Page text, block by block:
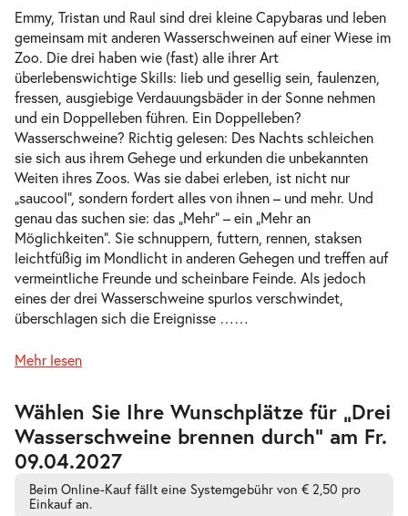
Drei Wasserschweine brennen durch-
Sa.
Sa. 10.04.2027
17:00–18:15 Uhr
Tickets
Drei Wasserschweine brennen durch-
Di.
Di. 13.04.2027
10:30–11:45 Uhr
Drei Wasserschweine brennen durch
10:30–11:45 Uhr
Tickets
Emmy, Tristan und Raul sind drei kleine Capybaras und leben
gemeinsam mit anderen Wasserschweinen auf einer Wiese im
Zoo. Die drei haben wie (fast) alle ihrer Art
überlebenswichtige Skills: lieb und gesellig sein, faulenzen,
fressen, ausgiebige Verdauungsbäder in der Sonne nehmen
und ein Doppelleben führen. Ein Doppelleben?
Wasserschweine? Richtig gelesen: Des Nachts schleichen
sie sich aus ihrem Gehege und erkunden die unbekannten
Weiten ihres Zoos. Was sie dabei erleben, ist nicht nur
„saucool“, sondern fordert alles von ihnen – und mehr. Und
genau das suchen sie: das „Mehr“ – ein „Mehr an
Möglichkeiten“. Sie schnuppern, futtern, rennen, staksen
leichtfüßig im Mondlicht in anderen Gehegen und treffen auf
vermeintliche Freunde und scheinbare Feinde. Als jedoch
eines der drei Wasserschweine spurlos verschwindet,
überschlagen sich die Ereignisse ……
Mehr lesen
Wählen Sie Ihre Wunschplätze für „Drei
Wasserschweine brennen durch” am Fr.
09.04.2027
Beim Online-Kauf fällt eine Systemgebühr von € 2,50 pro
Einkauf an.
Zur
barrierefreien
automatischen
Bestplatzwahl